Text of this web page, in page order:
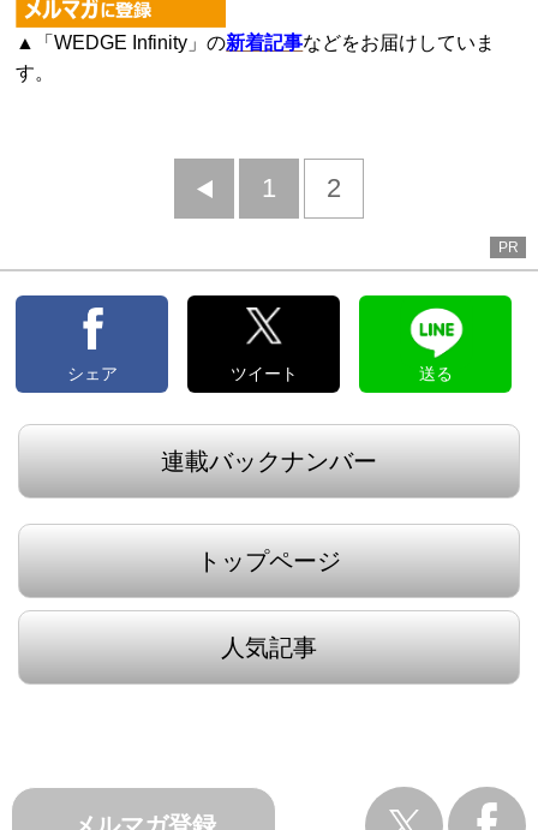
▲「WEDGE Infinity」の新着記事などをお届けしていま
す。
前
1 2
PR
シェア ツイート 送る
連載バックナンバー
トップページ
人気記事
メルマガ登録